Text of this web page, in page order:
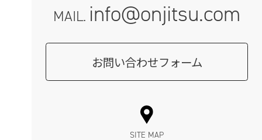
MAIL. info@onjitsu.com
お問い合わせフォーム
SITE MAP